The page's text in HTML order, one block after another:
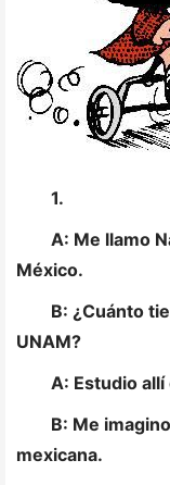
1.
A: Me llamo
México.
B: ¿Cuánto
UNAM?
A: Estudio allí
B: Me imagino
mexicana.